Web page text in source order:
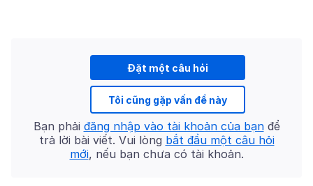
Đặt một câu hỏi
Tôi cũng gặp vấn đề này
Bạn phải đăng nhập vào tài khoản của bạnđể
trả lời bài viết. Vui lòng bắt đầu một câu hỏi
mới, nếu bạn chưa có tài khoản.